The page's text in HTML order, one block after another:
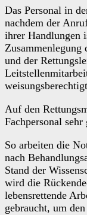
Das Personal in
nachdem der
ihrer Handlungen
Zusammenlegung
und der
Auf den
Fachpersonal
So arbeiten die
nach
Stand der
wird die
lebensrettende
gebraucht, um